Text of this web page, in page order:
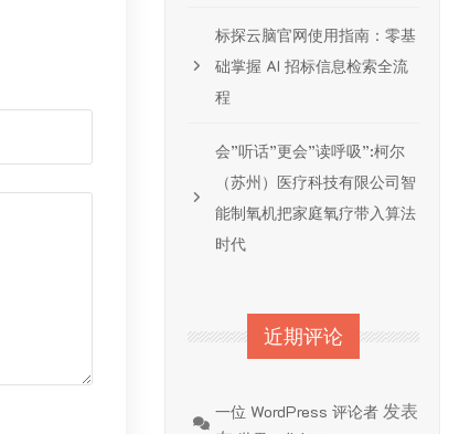
标探云脑官网使用指南：零基
础掌握 AI 招标信息检索全流
程
会”听话”更会”读呼吸”:柯尔
（苏州）医疗科技有限公司智
能制氧机把家庭氧疗带入算法
时代
近期评论
一位 WordPress 评论者 发表